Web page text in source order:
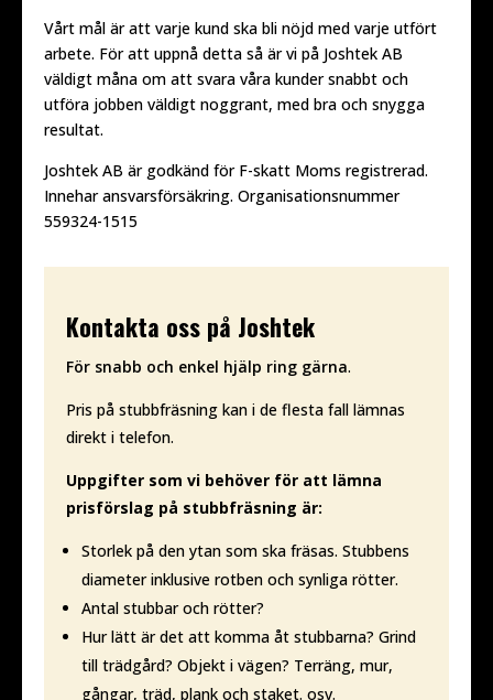
Vårt mål är att varje kund ska bli nöjd med varje utfört
arbete. För att uppnå detta så är vi på Joshtek AB
väldigt måna om att svara våra kunder snabbt och
utföra jobben väldigt noggrant, med bra och snygga
resultat.
Joshtek AB är godkänd för F-skatt Moms registrerad.
Innehar ansvarsförsäkring. Organisationsnummer
559324-1515
Kontakta oss på Joshtek
För snabb och enkel hjälp ring gärna.
Pris på stubbfräsning kan i de flesta fall lämnas
direkt i telefon.
Uppgifter som vi behöver för att lämna
prisförslag på stubbfräsning är:
Storlek på den ytan som ska fräsas. Stubbens
diameter inklusive rotben och synliga rötter.
Antal stubbar och rötter?
Hur lätt är det att komma åt stubbarna? Grind
till trädgård? Objekt i vägen? Terräng, mur,
gångar, träd, plank och staket. osv.